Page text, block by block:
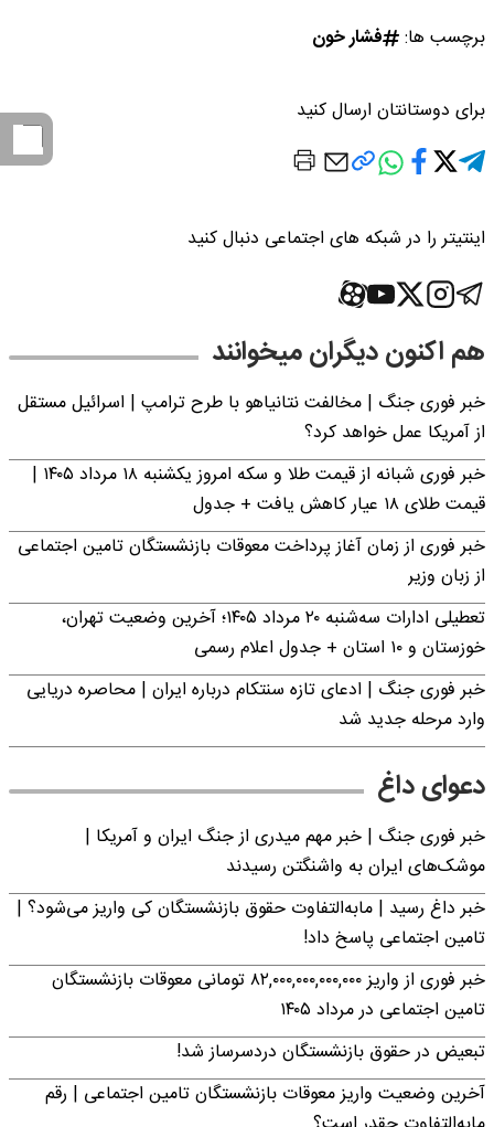
برچسب ها: فشار خون
برای دوستانتان ارسال کنید
اینتیتر را در شبکه های اجتماعی دنبال کنید
هم اکنون دیگران میخوانند
خبر فوری جنگ | مخالفت نتانیاهو با طرح ترامپ | اسرائیل مستقل
از آمریکا عمل خواهد کرد؟
خبر فوری شبانه از قیمت طلا و سکه امروز یکشنبه ۱۸ مرداد ۱۴۰۵ |
قیمت طلای ۱۸ عیار کاهش یافت + جدول
خبر فوری از زمان آغاز پرداخت معوقات بازنشستگان تامین اجتماعی
از زبان وزیر
تعطیلی ادارات سه‌شنبه ۲۰ مرداد ۱۴۰۵؛ آخرین وضعیت تهران،
خوزستان و ۱۰ استان + جدول اعلام رسمی
خبر فوری جنگ | ادعای تازه سنتکام درباره ایران | محاصره دریایی
وارد مرحله جدید شد
دعوای داغ
خبر فوری جنگ | خبر مهم میدری از جنگ ایران و آمریکا |
موشک‌های ایران به واشنگتن رسیدند
خبر داغ رسید | مابه‌التفاوت حقوق بازنشستگان کی واریز می‌شود؟ |
تامین اجتماعی پاسخ داد!
خبر فوری از واریز ۸۲,۰۰۰,۰۰۰,۰۰۰,۰۰۰ تومانی معوقات بازنشستگان
تامین اجتماعی در مرداد ۱۴۰۵
تبعیض در حقوق بازنشستگان دردسرساز شد!
آخرین وضعیت واریز معوقات بازنشستگان تامین اجتماعی | رقم